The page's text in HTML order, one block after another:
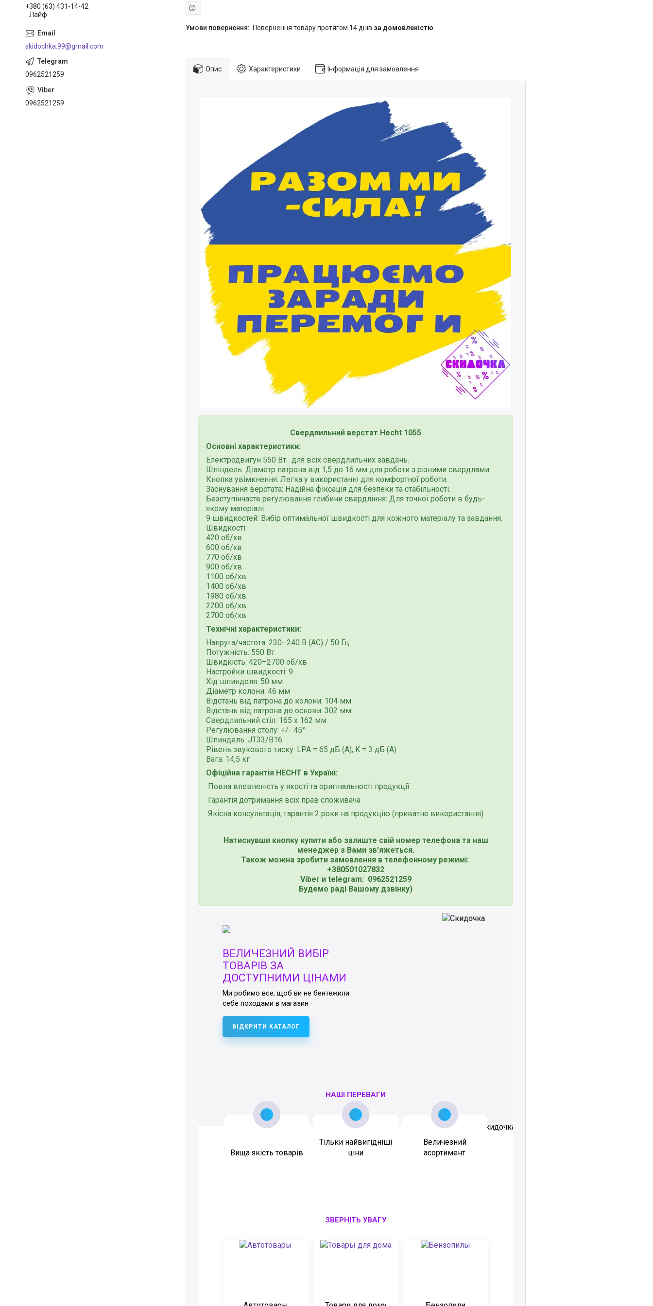
повернення товару протягом 14 днів за домовленістю
Опис Характеристики Інформація для замовлення
Свердлильний верстат Hecht 1055
Основні характеристики:
Електродвигун 550 Вт: для всіх свердлильних завдань.
Шпіндель: Діаметр патрона від 1,5 до 16 мм для роботи з різними свердлами.
Кнопка увімкнення: Легка у використанні для комфортної роботи.
Заснування верстата: Надійна фіксація для безпеки та стабільності.
Безступінчасте регулювання глибини свердління: Для точної роботи в будь-
якому матеріалі.
9 швидкостей: Вибір оптимальної швидкості для кожного матеріалу та завдання.
Швидкості:
420 об/хв
600 об/хв
770 об/хв
900 об/хв
1100 об/хв
1400 об/хв
1980 об/хв
2200 об/хв
2700 об/хв
Технічні характеристики:
Напруга/частота: 230–240 В (AC) / 50 Гц
Потужність: 550 Вт
Швидкість: 420–2700 об/хв
Настройки швидкості: 9
Хід шпинделя: 50 мм
Діаметр колони: 46 мм
Відстань від патрона до колони: 104 мм
Відстань від патрона до основи: 302 мм
Свердлильний стіл: 165 x 162 мм
Регулювання столу: +/- 45°
Шпиндель: JT33/B16
Рівень звукового тиску: LPA = 65 дБ (A); K = 3 дБ (A)
Вага: 14,5 кг
Офіційна гарантія HECHT в Україні:
Повна впевненість у якості та оригінальності продукції
Гарантія дотримання всіх прав споживача
Якісна консультація, гарантія 2 роки на продукцію (приватне використання)
Натиснувши кнопку купити або залиште свій номер телефона та наш
менеджер з Вами зв'яжеться.
Також можна зробити замовлення в телефонному режимі:
+380501027832
Viber и telegram: 0962521259
Будемо раді Вашому дзвінку)
ВЕЛИЧЕЗНИЙ ВИБІР
ТОВАРІВ ЗА
ДОСТУПНИМИ ЦІНАМИ
Ми робимо все, щоб ви не бентежили
себе походами в магазин
ВІДКРИТИ КАТАЛОГ
НАШІ ПЕРЕВАГИ
Вища якість товарів
Тільки найвигідніші
ціни
Величезний
асортимент
ЗВЕРНІТЬ УВАГУ
+380 (63) 431-14-42
Лайф
skidochka.99@gmail.com
0962521259
0962521259